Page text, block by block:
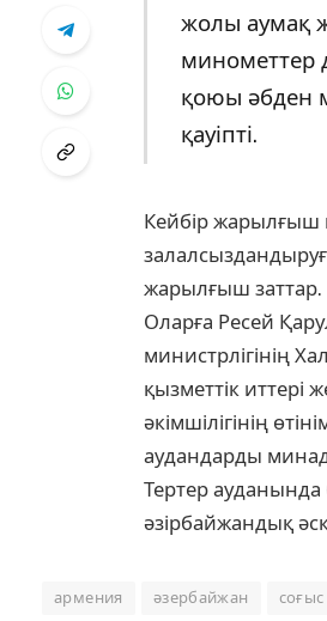
жолы аумақ
минометтер
қоюы әбден
қауіпті.
Кейбір жарылғыш
жарылғыш заттар.
Оларға Ресей
министрлігінің
қызметтік иттері
әкімшілігінің
аудандарды
Тертер
әзірбайжандық
армения әзербайжан соғыс